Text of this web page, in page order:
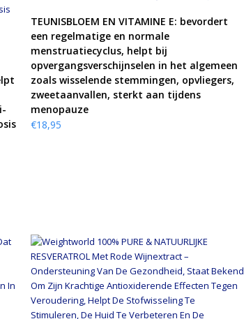
KOOP PRODUCT
TEUNISBLOEM EN VITAMINE E: bevordert
een regelmatige en normale
menstruatiecyclus, helpt bij
opvergangsverschijnselen in het algemeen
zoals wisselende stemmingen, opvliegers,
zweetaanvallen, sterkt aan tijdens
menopauze
€18,95